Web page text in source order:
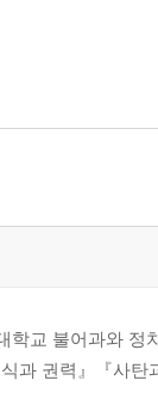
학교 불어과와
과 권력』『사탄